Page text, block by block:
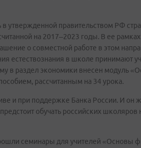
утвержденной правительством РФ
на 2017–2023 годы. В ее
о совместной работе в этом
естествознания в школе принимают
в раздел экономики внесен модуль
рассчитанным на 34 урока.
и при поддержке Банка России. И он
обучать российских
семинары для учителей «Основы